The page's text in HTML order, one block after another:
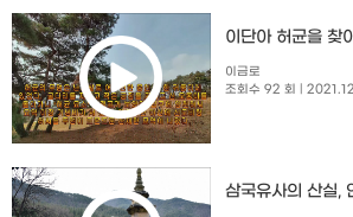
이단아 허균을 찾
이금로
조회수 92 회
|
삼국유사의 산실,